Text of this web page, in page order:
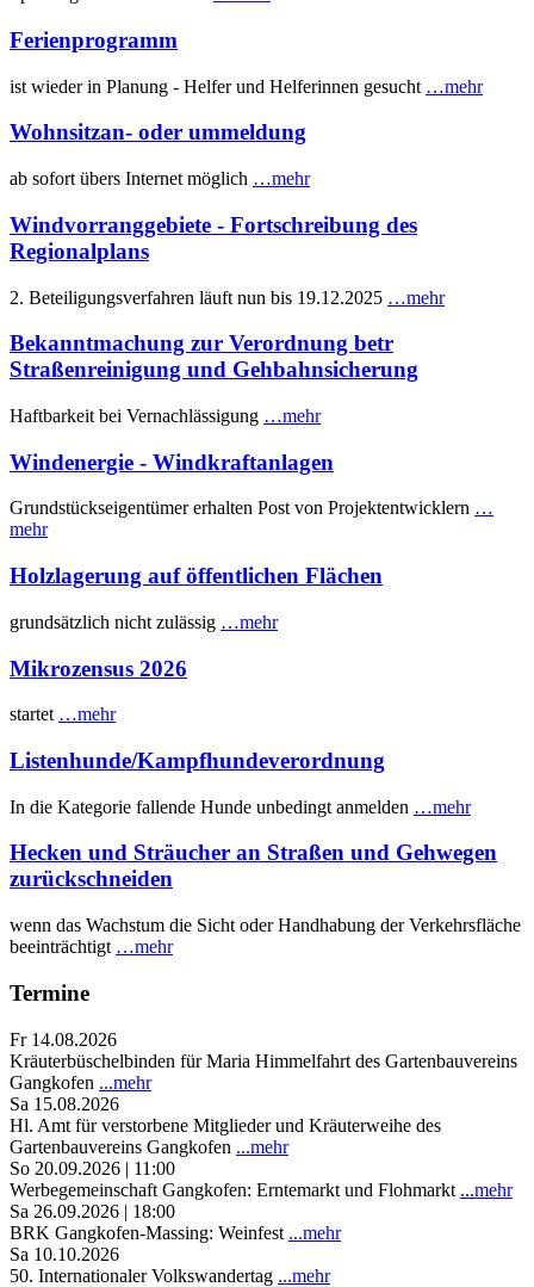
Ferienprogramm
ist wieder in Planung - Helfer und Helferinnen gesucht …mehr
Wohnsitzan- oder ummeldung
ab sofort übers Internet möglich …mehr
Windvorranggebiete - Fortschreibung des
Regionalplans
2. Beteiligungsverfahren läuft nun bis 19.12.2025 …mehr
Bekanntmachung zur Verordnung betr
Straßenreinigung und Gehbahnsicherung
Haftbarkeit bei Vernachlässigung …mehr
Windenergie - Windkraftanlagen
Grundstückseigentümer erhalten Post von Projektentwicklern …
mehr
Holzlagerung auf öffentlichen Flächen
grundsätzlich nicht zulässig …mehr
Mikrozensus 2026
startet …mehr
Listenhunde/Kampfhundeverordnung
In die Kategorie fallende Hunde unbedingt anmelden …mehr
Hecken und Sträucher an Straßen und Gehwegen
zurückschneiden
wenn das Wachstum die Sicht oder Handhabung der Verkehrsfläche
beeinträchtigt …mehr
Termine
Fr 14.08.2026
Kräuterbüschelbinden für Maria Himmelfahrt des Gartenbauvereins
Gangkofen ...mehr
Sa 15.08.2026
Hl. Amt für verstorbene Mitglieder und Kräuterweihe des
Gartenbauvereins Gangkofen ...mehr
So 20.09.2026 | 11:00
Werbegemeinschaft Gangkofen: Erntemarkt und Flohmarkt ...mehr
Sa 26.09.2026 | 18:00
BRK Gangkofen-Massing: Weinfest ...mehr
Sa 10.10.2026
50. Internationaler Volkswandertag ...mehr